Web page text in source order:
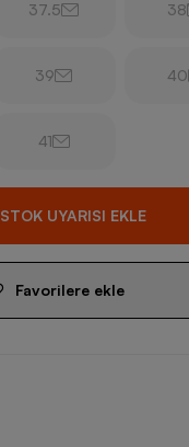
37.5 38
39 40
41
STOK UYARISI EKLE
Favorilere ekle